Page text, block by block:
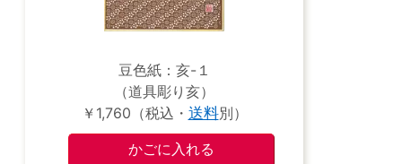
豆色紙：亥-１
（道具彫り亥）
￥1,760（税込・ 送料別）